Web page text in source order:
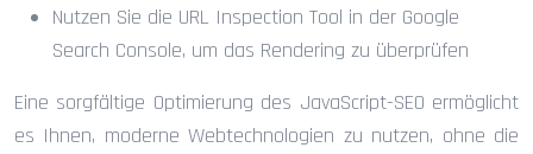
Nutzen Sie die URL Inspection Tool in der Google
Search Console, um das Rendering zu überprüfen
Eine sorgfältige Optimierung des JavaScript-SEO ermöglicht
es Ihnen, moderne Webtechnologien zu nutzen, ohne die